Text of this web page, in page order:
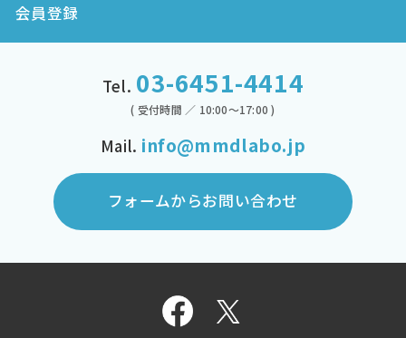
会員登録
Tel. 03-6451-4414
( 受付時間 ／ 10:00～17:00 )
Mail. info@mmdlabo.jp
フォームからお問い合わせ